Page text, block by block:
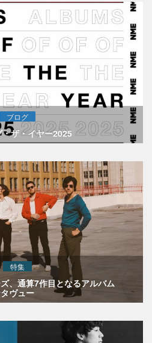
ブログ
ザ・イヤー2025
特集
、通算7作目となるアルバム
ヴュー